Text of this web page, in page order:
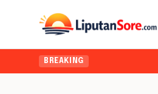
BREAKING